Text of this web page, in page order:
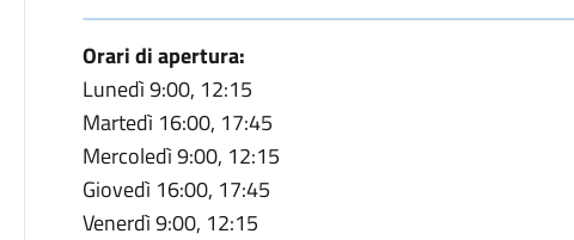
Orari di apertura:
Lunedì 9:00, 12:15
Martedì 16:00, 17:45
Mercoledì 9:00, 12:15
Giovedì 16:00, 17:45
Venerdì 9:00, 12:15